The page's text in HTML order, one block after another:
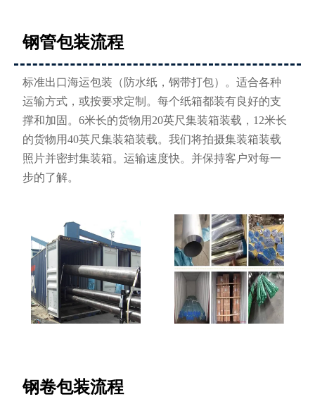
钢管包装流程
标准出口海运包装（防水纸，钢带打包）。适合各种
运输方式，或按要求定制。每个纸箱都装有良好的支
撑和加固。6米长的货物用20英尺集装箱装载，12米长
的货物用40英尺集装箱装载。我们将拍摄集装箱装载
照片并密封集装箱。运输速度快。并保持客户对每一
步的了解。
钢卷包装流程